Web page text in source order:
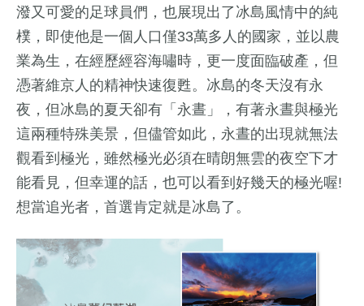
潑又可愛的足球員們，也展現出了冰島風情中的純
樸，即使他是一個人口僅33萬多人的國家，並以農
業為生，在經歷經容海嘯時，更一度面臨破產，但
憑著維京人的精神快速復甦。冰島的冬天沒有永
夜，但冰島的夏天卻有「永晝」，有著永晝與極光
這兩種特殊美景，但儘管如此，永晝的出現就無法
觀看到極光，雖然極光必須在晴朗無雲的夜空下才
能看見，但幸運的話，也可以看到好幾天的極光喔!
想當追光者，首選肯定就是冰島了。